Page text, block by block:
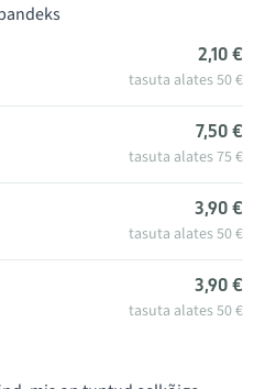
2,10 €
tasuta alates 50 €
7,50 €
tasuta alates 75 €
3,90 €
tasuta alates 50 €
3,90 €
tasuta alates 50 €